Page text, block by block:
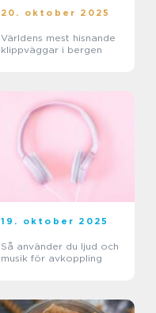
20. oktober 2025
Världens mest hisnande
klippväggar i bergen
19. oktober 2025
Så använder du ljud och
musik för avkoppling